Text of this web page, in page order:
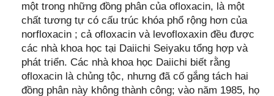
một trong những đồng phân của ofloxacin, là một
chất tương tự có cấu trúc khóa phổ rộng hơn của
norfloxacin ; cả ofloxacin và levofloxaxin đều được
các nhà khoa học tại Daiichi Seiyaku tổng hợp và
phát triển. Các nhà khoa học Daiichi biết rằng
ofloxacin là chủng tộc, nhưng đã cố gắng tách hai
đồng phân này không thành công; vào năm 1985, họ